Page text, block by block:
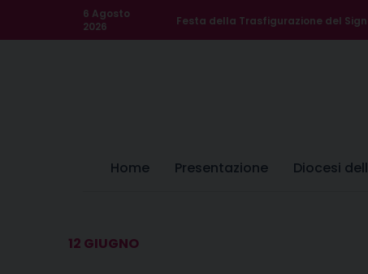
6 Agosto
2026
Festa della Trasfigurazione del
Home Presentazione Diocesi
12 GIUGNO